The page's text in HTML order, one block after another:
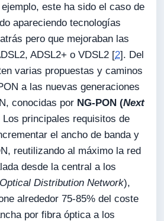
este ha sido el caso de
apareciendo tecnologías
pero que mejoraban las
ADSL2+ o VDSL2 [2]. Del
varias propuestas y caminos
a las nuevas generaciones
conocidas por NG-PON (Next
Los principales requisitos de
el ancho de banda y
reutilizando al máximo la red
desde la central a los
Optical Distribution Network),
alrededor 75-85% del coste
por fibra óptica a los